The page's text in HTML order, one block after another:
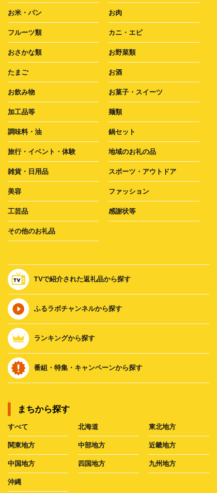
お米・パン お肉
フルーツ類 カニ・エビ
おさかな類 お野菜類
たまご お酒
お飲み物 お菓子・スイーツ
加工品等 麺類
調味料・油 鍋セット
旅行・イベント・体験 地域のお礼の品
雑貨・日用品 スポーツ・アウトドア
美容 ファッション
工芸品 感謝状等
その他のお礼品
TVで紹介された返礼品から探す
ふるラボチャンネルから探す
ランキングから探す
番組・特集・キャンペーンから探す
まちから探す
すべて 北海道 東北地方
関東地方 中部地方 近畿地方
中国地方 四国地方 九州地方
沖縄